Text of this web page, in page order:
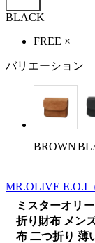
BLACK
FREE ×
バリエーション
BROWN
MR.OLIVE E.O.I
ミスターオリ
折り財布 メン
布 二つ折り 薄